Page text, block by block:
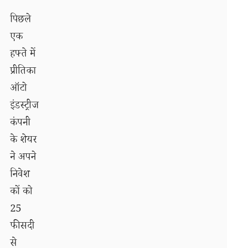
पिछले
एक
हफ्ते में
प्रीतिका
ऑटो
इंडस्ट्रीज
कंपनी
के शेयर
ने अपने
निवेश
कों को
25
फीसदी
से